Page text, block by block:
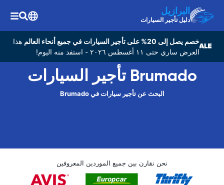
البرازيل
دليل تأجير السيارات
خصم يصل إلى 20% على تأجير السيارات في جميع أنحاء العالم
هذا
العرض ساري حتى ١١ أغسطس ٢٠٢٦ - استفد منه اليوم!
Brumado تأجير السيارات
البحث عن تأجير سيارات في Brumado
نحن نقارن بين جميع الموردين المعروفين